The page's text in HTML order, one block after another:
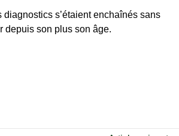
s’étaient enchaînés sans
depuis son plus son âge.